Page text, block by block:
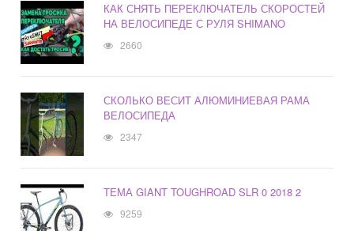
КАК СНЯТЬ ПЕРЕКЛЮЧАТЕЛЬ СКОРОСТЕЙ
НА ВЕЛОСИПЕДЕ С РУЛЯ SHIMANO
2660
СКОЛЬКО ВЕСИТ АЛЮМИНИЕВАЯ РАМА
ВЕЛОСИПЕДА
2347
ТЕМА GIANT TOUGHROAD SLR 0 2018 2
9259